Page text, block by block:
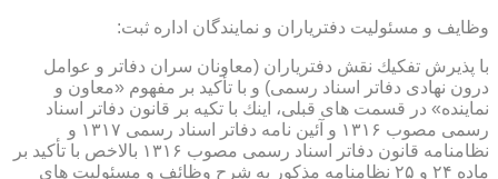
وظایف و مسئولیت دفتریاران و نمایندگان اداره ثبت:
با پذیرش تفكیك نقش دفتریاران (معاونان سران دفاتر و عوامل
درون نهادی دفاتر اسناد رسمی) و با تأكید بر مفهوم «معاون و
نماینده» در قسمت های قبلی، اینك با تكیه بر قانون دفاتر اسناد
رسمی مصوب ۱۳۱۶ و آئین نامه دفاتر اسناد رسمی ۱۳۱۷ و
نظامنامه قانون دفاتر اسناد رسمی مصوب ۱۳۱۶ بالاخص با تأكید بر
ماده ۲۴ و ۲۵ نظامنامه مذكور به شرح وظائف و مسئولیت های